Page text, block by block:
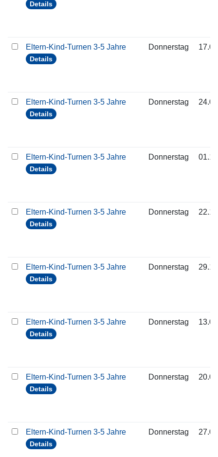
Details
Eltern-Kind-Turnen 3-5 Jahre
Details
Donnerstag
Eltern-Kind-Turnen 3-5 Jahre
Details
Donnerstag
Eltern-Kind-Turnen 3-5 Jahre
Details
Donnerstag
Eltern-Kind-Turnen 3-5 Jahre
Details
Donnerstag
Eltern-Kind-Turnen 3-5 Jahre
Details
Donnerstag
Eltern-Kind-Turnen 3-5 Jahre
Details
Donnerstag
Eltern-Kind-Turnen 3-5 Jahre
Details
Donnerstag
Eltern-Kind-Turnen 3-5 Jahre
Details
Donnerstag